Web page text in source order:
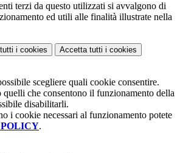
terzi da questo utilizzati si avvalgono di
ed utili alle finalità illustrate nella
i cookies Accetta tutti i cookies
scegliere quali cookie consentire.
quelli che consentono il funzionamento della
disabilitarli.
i cookie necessari al funzionamento potete
.